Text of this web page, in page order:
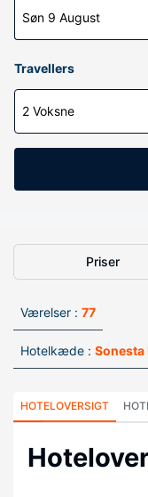
Søn 9 August
Travellers
2 Voksne
Priser
Værelser : 77
Hotelkæde : Sonesta
HOTELOVERSIGT